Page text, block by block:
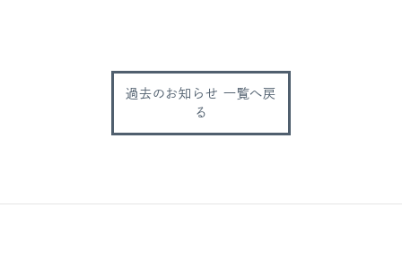
過去のお知らせ 一覧へ戻
る